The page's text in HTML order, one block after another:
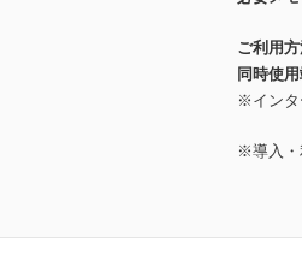
ご利用
同時使
※インタ
※導入・